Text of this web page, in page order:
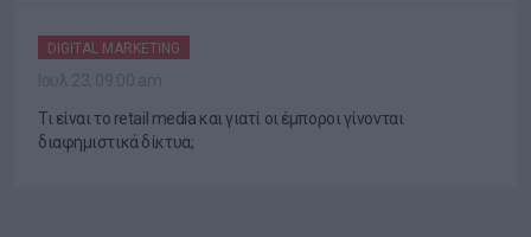
DIGITAL MARKETING
Τι είναι το retail media και γιατί οι έμποροι γίνονται
διαφημιστικά δίκτυα;